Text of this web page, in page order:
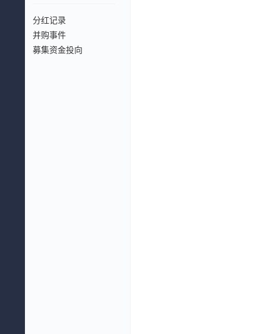
分红记录
并购事件
募集资金投向